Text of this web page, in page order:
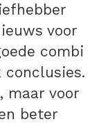
voor
combi
maar voor
beter